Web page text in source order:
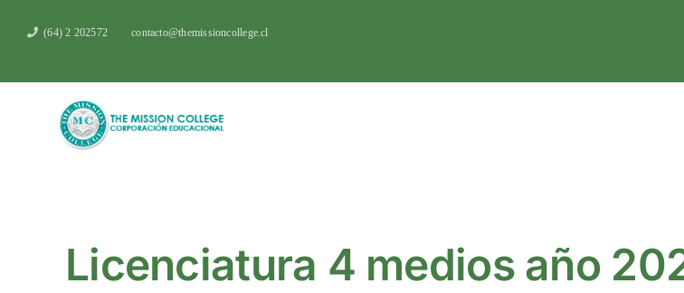
(64) 2 202572 contacto@themissioncollege.cl
Licenciatura 4 medios año